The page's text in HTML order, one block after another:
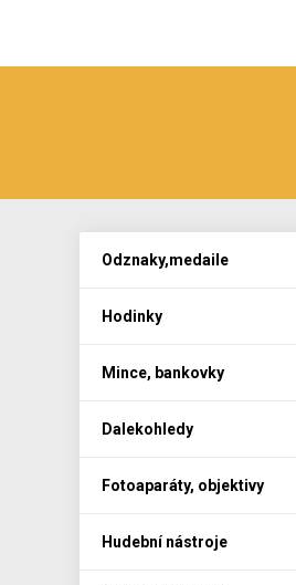
Odznaky,medaile
Hodinky
Mince, bankovky
Dalekohledy
Fotoaparáty, objektivy
Hudební nástroje